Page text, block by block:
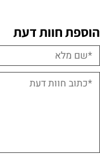
הוספת חוות דעת